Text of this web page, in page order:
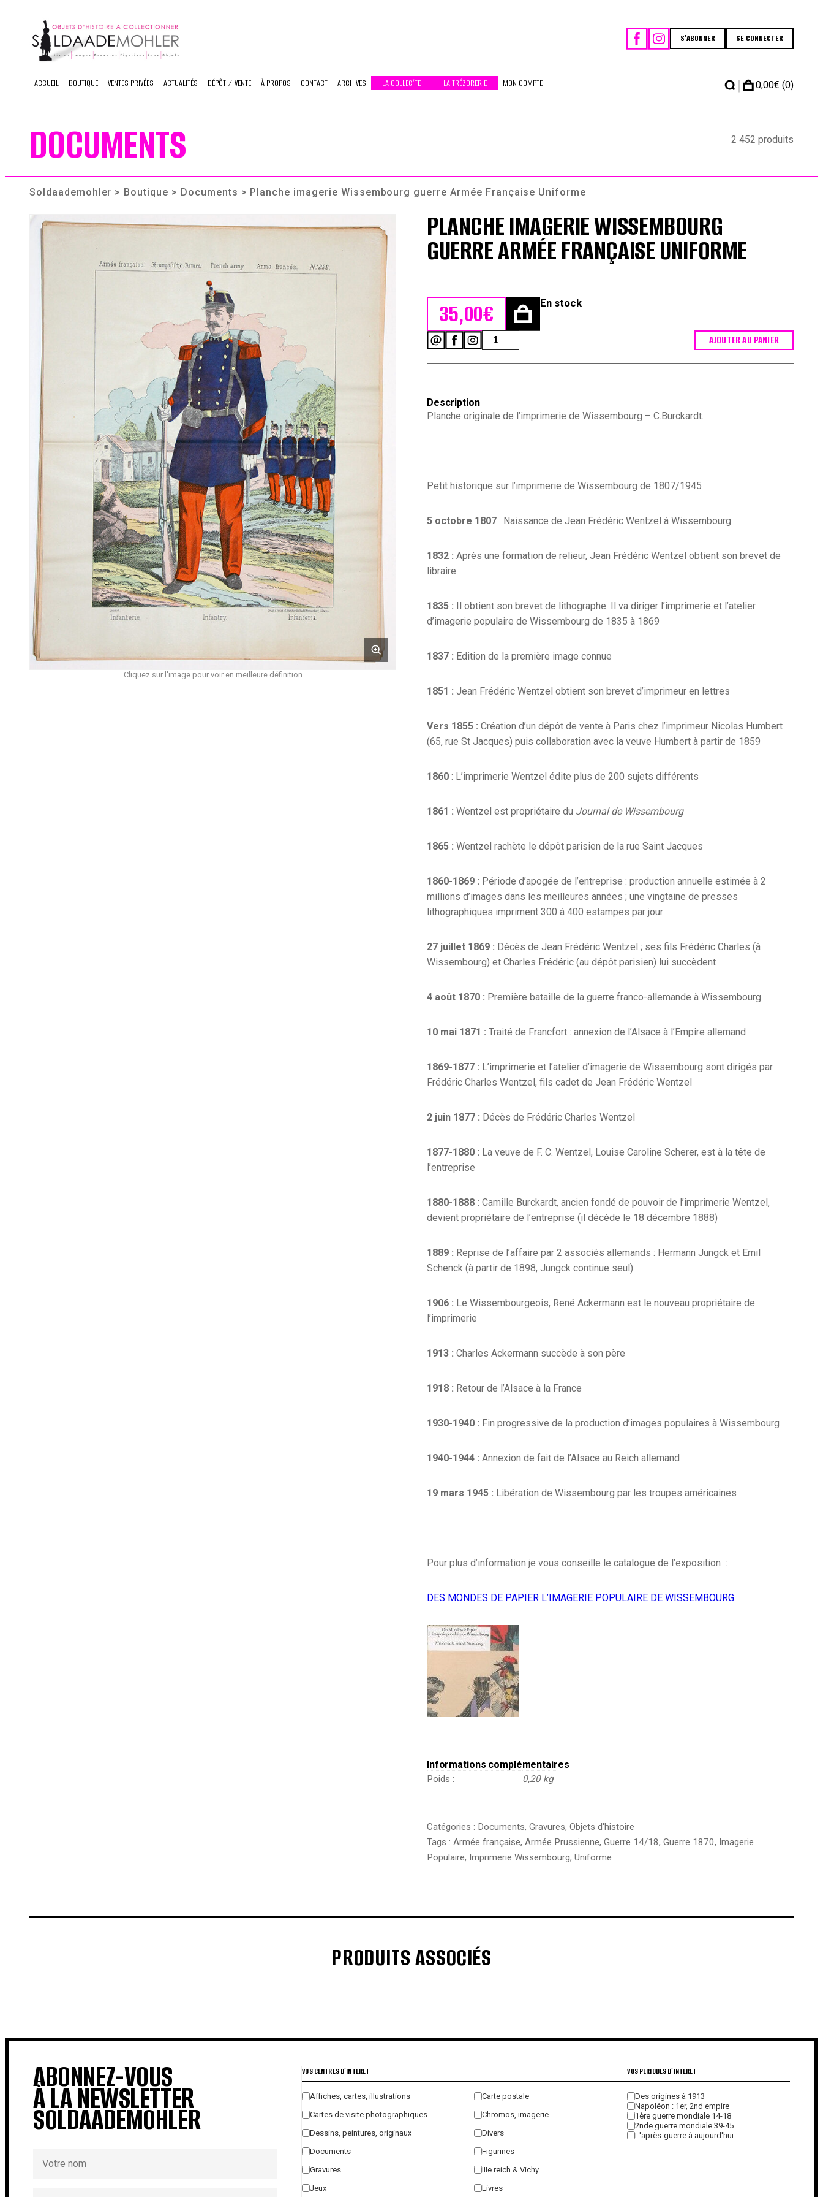
content
S'ABONNER SE CONNECTER
ACCUEIL BOUTIQUE VENTES PRIVÉES ACTUALITÉS DÉPÔT / VENTE À PROPOS CONTACT ARCHIVES LA COLLEC’TE LA TRÉZORERIE MON COMPTE | 0,00€ (0)
DOCUMENTS 2 452 produits
Soldaademohler > Boutique > Documents > Planche imagerie Wissembourg guerre Armée Française Uniforme
Cliquez sur l'image pour voir en meilleure définition
PLANCHE IMAGERIE WISSEMBOURG
GUERRE ARMÉE FRANÇAISE UNIFORME
35,00€ En stock
quantité
de
Française
AJOUTER AU PANIER
Description
Planche originale de l’imprimerie de Wissembourg – C.Burckardt.
Petit historique sur l’imprimerie de Wissembourg de 1807/1945
5 octobre 1807: Naissance de Jean Frédéric Wentzel à Wissembourg
1832 : Après une formation de relieur, Jean Frédéric Wentzel obtient son brevet de
libraire
1835 : Il obtient son brevet de lithographe. Il va diriger l’imprimerie et l’atelier
d’imagerie populaire de Wissembourg de 1835 à 1869
1837 : Edition de la première image connue
1851 : Jean Frédéric Wentzel obtient son brevet d’imprimeur en lettres
Vers 1855 : Création d’un dépôt de vente à Paris chez l’imprimeur Nicolas Humbert
(65, rue St Jacques) puis collaboration avec la veuve Humbert à partir de 1859
1860: L’imprimerie Wentzel édite plus de 200 sujets différents
1861 : Wentzel est propriétaire du Journal de Wissembourg
1865 : Wentzel rachète le dépôt parisien de la rue Saint Jacques
1860-1869 : Période d’apogée de l’entreprise : production annuelle estimée à 2
millions d’images dans les meilleures années ; une vingtaine de presses
lithographiques impriment 300 à 400 estampes par jour
27 juillet 1869 : Décès de Jean Frédéric Wentzel ; ses fils Frédéric Charles (à
Wissembourg) et Charles Frédéric (au dépôt parisien) lui succèdent
4 août 1870 : Première bataille de la guerre franco-allemande à Wissembourg
10 mai 1871 : Traité de Francfort : annexion de l’Alsace à l’Empire allemand
1869-1877 : L’imprimerie et l’atelier d’imagerie de Wissembourg sont dirigés par
Frédéric Charles Wentzel, fils cadet de Jean Frédéric Wentzel
2 juin 1877 : Décès de Frédéric Charles Wentzel
1877-1880 : La veuve de F. C. Wentzel, Louise Caroline Scherer, est à la tête de
l’entreprise
1880-1888 : Camille Burckardt, ancien fondé de pouvoir de l’imprimerie Wentzel,
devient propriétaire de l’entreprise (il décède le 18 décembre 1888)
1889 : Reprise de l’affaire par 2 associés allemands : Hermann Jungck et Emil
Schenck (à partir de 1898, Jungck continue seul)
1906 : Le Wissembourgeois, René Ackermann est le nouveau propriétaire de
l’imprimerie
1913 : Charles Ackermann succède à son père
1918 : Retour de l’Alsace à la France
1930-1940 : Fin progressive de la production d’images populaires à Wissembourg
1940-1944 : Annexion de fait de l’Alsace au Reich allemand
19 mars 1945 : Libération de Wissembourg par les troupes américaines
Pour plus d’information je vous conseille le catalogue de l’exposition :
DES MONDES DE PAPIER L’IMAGERIE POPULAIRE DE WISSEMBOURG
Informations complémentaires
Poids 0,20 kg
Catégories : Documents, Gravures, Objets d'histoire
Tags : Armée française, Armée Prussienne, Guerre 14/18, Guerre 1870, Imagerie
Populaire, Imprimerie Wissembourg, Uniforme
PRODUITS ASSOCIÉS
ABONNEZ-VOUS
À LA NEWSLETTER
SOLDAADEMOHLER
VOS CENTRES D'INTÉRÊT
Affiches, cartes, illustrations
Carte postale
Cartes de visite photographiques
Chromos, imagerie
Dessins, peintures, originaux
Divers
Documents
Figurines
Gravures
IIIe reich & Vichy
Jeux
Livres
VOS PÉRIODES D'INTÉRÊT
Des origines à 1913
Napoléon : 1er, 2nd empire
1ère guerre mondiale 14-18
2nde guerre mondiale 39-45
L'après-guerre à aujourd'hui